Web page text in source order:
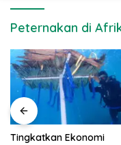
Peternakan di
PDKT Danau Tempe :